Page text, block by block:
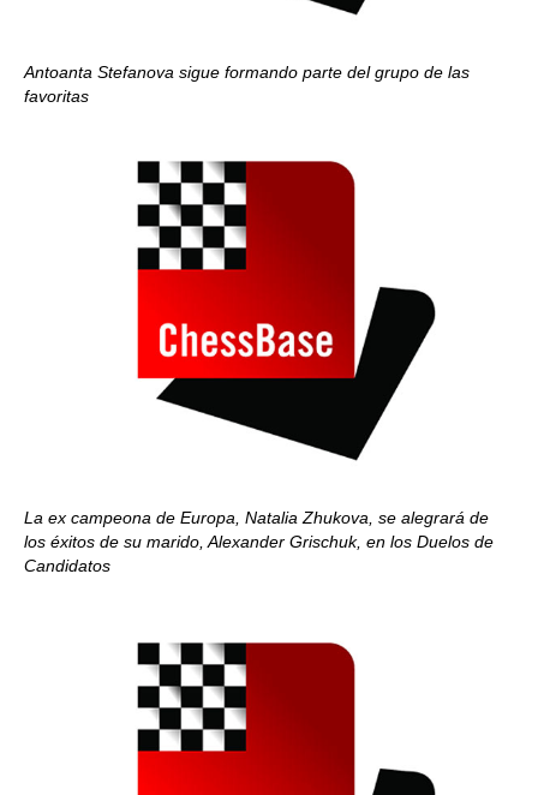
Antoanta Stefanova sigue formando parte del grupo de las
favoritas
La ex campeona de Europa, Natalia Zhukova, se alegrará de
los éxitos de su marido, Alexander Grischuk, en los Duelos de
Candidatos